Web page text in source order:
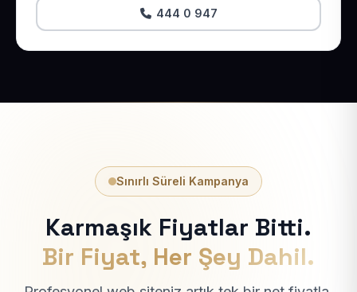
444 0 947
Sınırlı Süreli Kampanya
Karmaşık Fiyatlar Bitti.
Bir Fiyat, Her Şey Dahil.